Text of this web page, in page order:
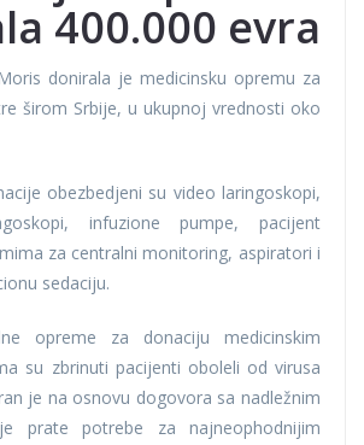
400.000 evra
donirala je medicinsku opremu za
širom Srbije, u ukupnoj vrednosti oko
obezbedjeni su video laringoskopi,
infuzione pumpe, pacijent
za centralni monitoring, aspiratori i
sedaciju.
opreme za donaciju medicinskim
su zbrinuti pacijenti oboleli od virusa
je na osnovu dogovora sa nadležnim
prate potrebe za najneophodnijim